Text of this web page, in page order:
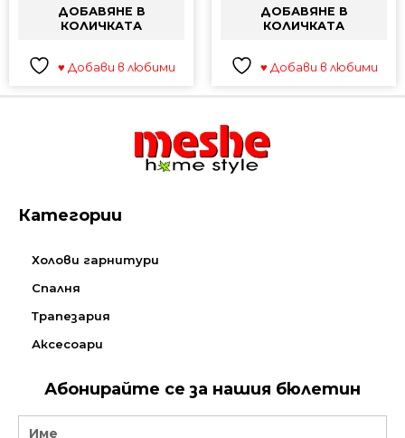
ДОБАВЯНЕ В
КОЛИЧКАТА
♥ Добави в любими
ДОБАВЯНЕ В
КОЛИЧКАТА
♥ Добави в любими
Категории
Холови гарнитури
Спалня
Трапезария
Аксесоари
Абонирайте се за нашия бюлетин